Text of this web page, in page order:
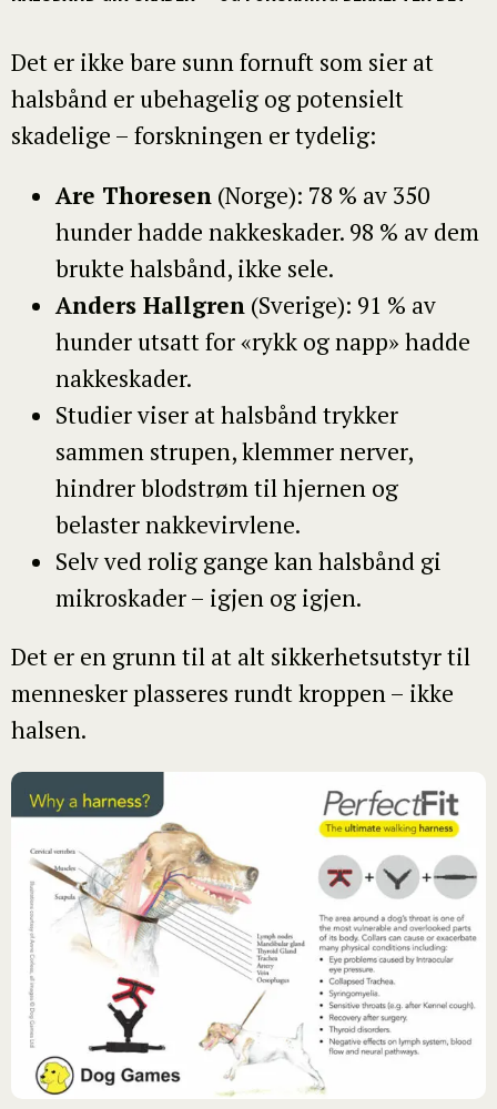
Det er ikke bare sunn fornuft som sier at
halsbånd er ubehagelig og potensielt
skadelige – forskningen er tydelig:
Are Thoresen (Norge): 78 % av 350
hunder hadde nakkeskader. 98 % av dem
brukte halsbånd, ikke sele.
Anders Hallgren (Sverige): 91 % av
hunder utsatt for «rykk og napp» hadde
nakkeskader.
Studier viser at halsbånd trykker
sammen strupen, klemmer nerver,
hindrer blodstrøm til hjernen og
belaster nakkevirvlene.
Selv ved rolig gange kan halsbånd gi
mikroskader – igjen og igjen.
Det er en grunn til at alt sikkerhetsutstyr til
mennesker plasseres rundt kroppen – ikke
halsen.